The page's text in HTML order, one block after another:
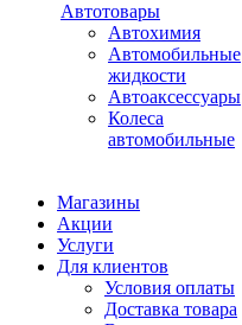
Автотовары
Автохимия
Автомобильные
жидкости
Автоаксессуары
Колеса
автомобильные
Магазины
Акции
Услуги
Для клиентов
Условия оплаты
Доставка товара